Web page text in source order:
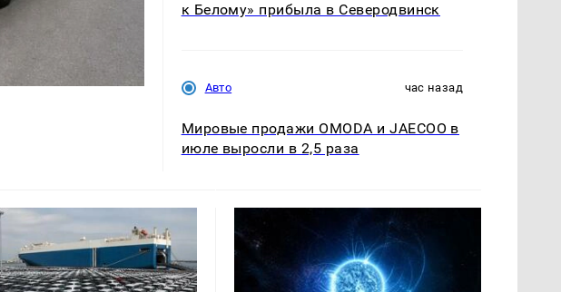
к Белому» прибыла в Северодвинск
Авто час назад
Мировые продажи OMODA и JAECOO в
июле выросли в 2,5 раза